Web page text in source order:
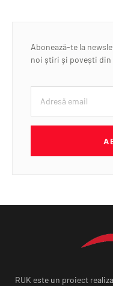
Abonează-te la
noi știri și povești din
RUK este un proiect